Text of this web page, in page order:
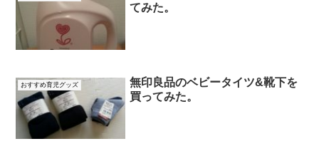
てみた。
おすすめ育児グッズ
無印良品のベビータイツ&靴下を
買ってみた。